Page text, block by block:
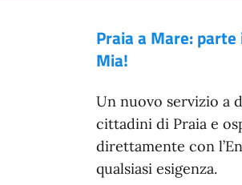
Contenuti in
Novità in
Praia a Mare:
Mia!
Un nuovo servizio a
cittadini di Praia e
direttamente con
qualsiasi esigenza.